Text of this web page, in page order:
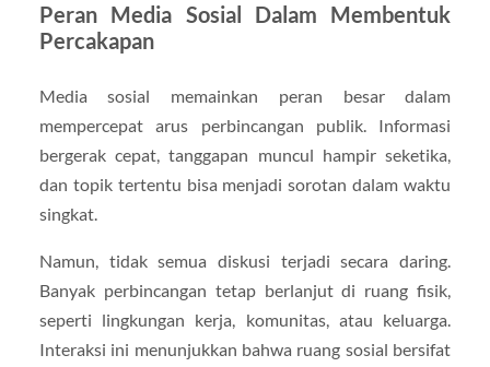
Peran Media Sosial Dalam Membentuk
Percakapan
Media sosial memainkan peran besar dalam
mempercepat arus perbincangan publik. Informasi
bergerak cepat, tanggapan muncul hampir seketika,
dan topik tertentu bisa menjadi sorotan dalam waktu
singkat.
Namun, tidak semua diskusi terjadi secara daring.
Banyak perbincangan tetap berlanjut di ruang fisik,
seperti lingkungan kerja, komunitas, atau keluarga.
Interaksi ini menunjukkan bahwa ruang sosial bersifat